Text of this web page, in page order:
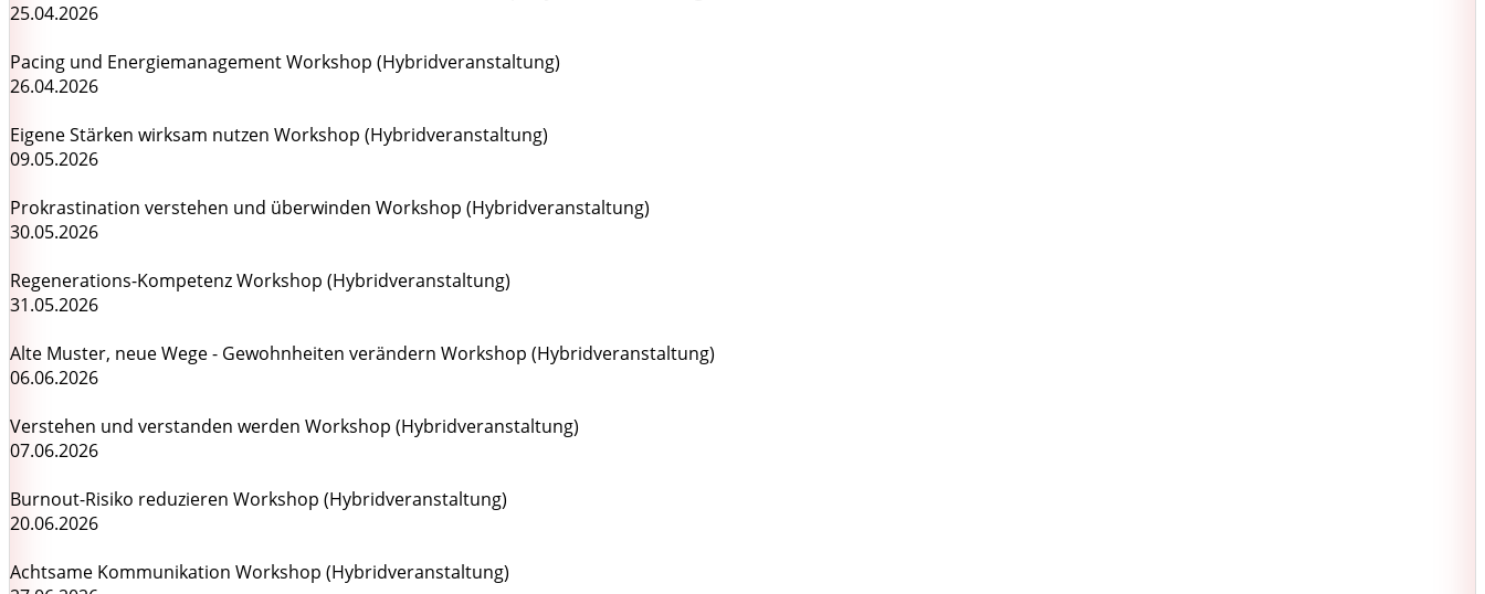
25.04.2026
Pacing und Energiemanagement Workshop (Hybridveranstaltung)
26.04.2026
Eigene Stärken wirksam nutzen Workshop (Hybridveranstaltung)
09.05.2026
Prokrastination verstehen und überwinden Workshop (Hybridveranstaltung)
30.05.2026
Regenerations-Kompetenz Workshop (Hybridveranstaltung)
31.05.2026
Alte Muster, neue Wege - Gewohnheiten verändern Workshop (Hybridveranstaltung)
06.06.2026
Verstehen und verstanden werden Workshop (Hybridveranstaltung)
07.06.2026
Burnout-Risiko reduzieren Workshop (Hybridveranstaltung)
20.06.2026
Achtsame Kommunikation Workshop (Hybridveranstaltung)